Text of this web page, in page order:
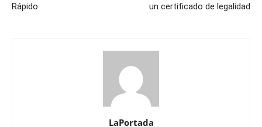
Rápido
un certificado de legalidad
LaPortada